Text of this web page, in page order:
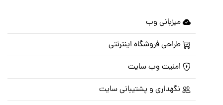
میزبانی وب
طراحی فروشگاه اینترنتی
امنیت وب سایت
نگهداری و پشتیبانی سایت